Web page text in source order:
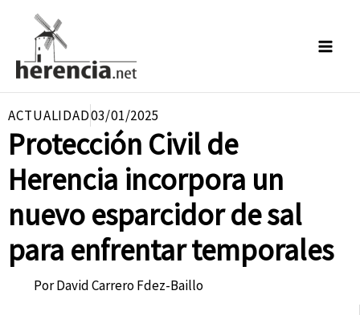
contenido
ACTUALIDAD03/01/2025
Protección Civil de
Herencia incorpora un
nuevo esparcidor de sal
para enfrentar temporales
PorDavid Carrero Fdez-Baillo